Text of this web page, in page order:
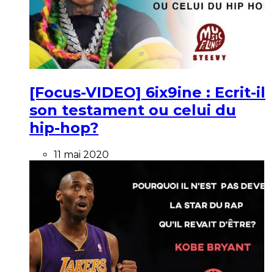
[Focus-VIDEO] 6ix9ine : Ecrit-il
son testament ou celui du
hip-hop?
11 mai 2020